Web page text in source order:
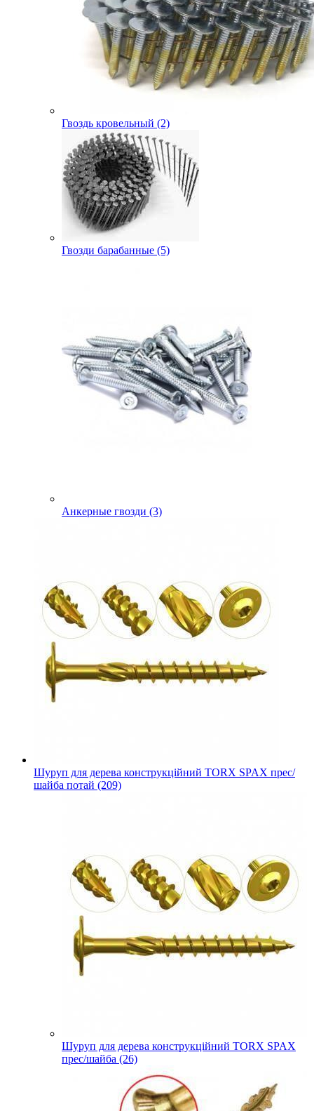
Гвоздь кровельный (2)
Гвозди барабанные (5)
Анкерные гвозди (3)
Шуруп для дерева конструкційний TORX SPAX прес/
шайба потай (209)
Шуруп для дерева конструкційний TORX SPAX
прес/шайба (26)